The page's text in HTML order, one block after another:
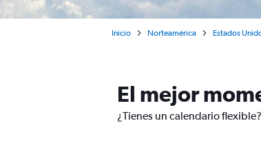
Inicio Norteamérica Estados
El mejor
¿Tienes un calendario